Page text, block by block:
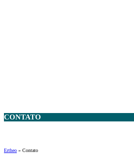
CONTATO
Ertheo » Contato